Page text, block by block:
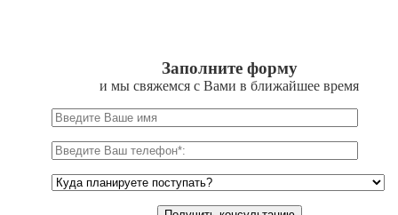
Заполните форму
и мы свяжемся с Вами в ближайшее время